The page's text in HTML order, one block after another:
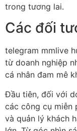
trong tương lai.
Các đối
telegram mmlive
từ doanh nghiệp
cá nhân đam mê
Đầu tiên, đối với
các công cụ miễn
và quản lý khách